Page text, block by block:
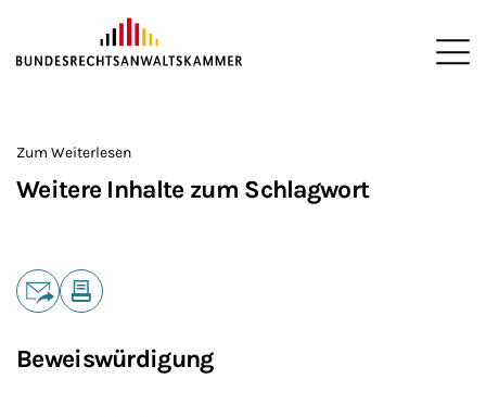
ZUM HAUPTINHALT SPRINGEN
Zum Weiterlesen
Weitere Inhalte zum Schlagwort
Teilen
Beweiswürdigung